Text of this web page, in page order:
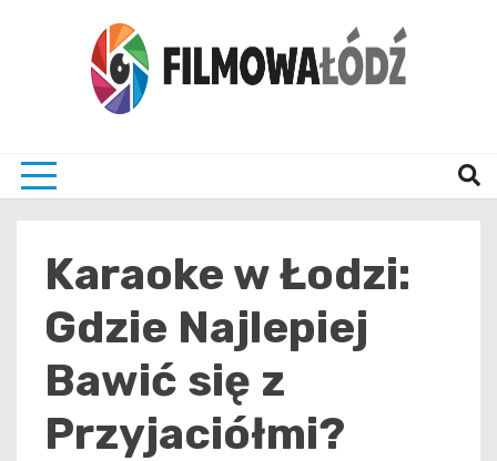
Karaoke w Łodzi:
Gdzie Najlepiej
Bawić się z
Przyjaciółmi?